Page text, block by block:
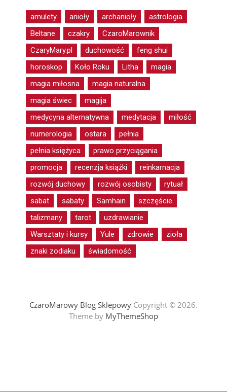
amulety anioły archanioły
astrologia
Beltane
czakry
CzaroMarownik
CzaryMary.pl
duchowość
feng shui
horoskop
Koło Roku Litha
magia
magia miłosna
magia naturalna
magia świec
magija
medycyna alternatywna
medytacja
miłość
numerologia
ostara
pełnia
pełnia księżyca
prawo przyciągania
promocja
recenzja książki
reinkarnacja
rozwój duchowy
rozwój osobisty
rytuał
sabat
sabaty Samhain
szczęście
talizmany
tarot
uzdrawianie
Warsztaty i kursy
Yule zdrowie
zioła
znaki zodiaku
świadomość
CzaroMarowy Blog SklepowyCopyright © 2026.
Theme by MyThemeShop